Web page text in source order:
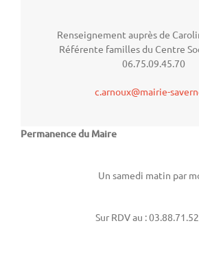
Renseignement auprès de
Référente familles du Centre
06.75.09.45.70
c.arnoux@mairie-
Permanence du Maire
Un samedi matin par
Sur RDV au :